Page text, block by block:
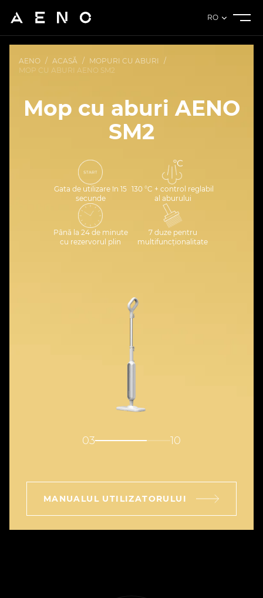
RO
AENO / ACASĂ / MOPURI CU ABURI /
MOP CU ABURI AENO SM2
Mop cu aburi AENO
SM2
Gata de utilizare în 15
secunde
130 °C + control reglabil
al aburului
Până la 24 de minute
cu rezervorul plin
7 duze pentru
multifuncționalitate
04 10
MANUALUL UTILIZATORULUI